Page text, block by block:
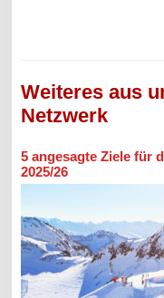
Weiteres aus
Netzwerk
5 angesagte Ziele für
2025/26